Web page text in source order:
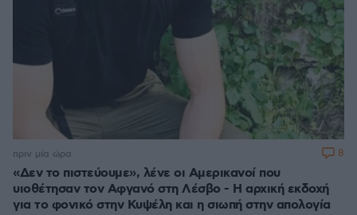
«Δεν το πιστεύουμε», λένε οι Αμερικανοί που
υιοθέτησαν τον Αφγανό στη Λέσβο - Η αρχική εκδοχή
για το φονικό στην Κυψέλη και η σιωπή στην απολογία
πριν μία ώρα 8